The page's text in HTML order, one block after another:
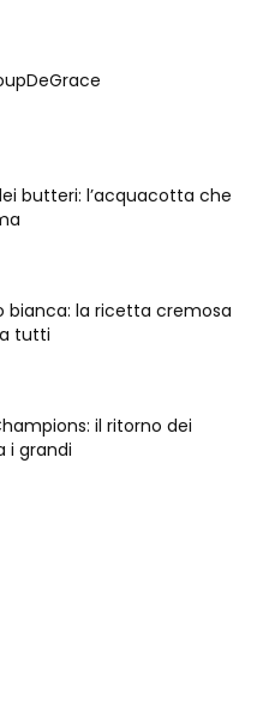
butteri: l’acquacotta che
bianca: la ricetta cremosa
tutti
il ritorno dei
i grandi